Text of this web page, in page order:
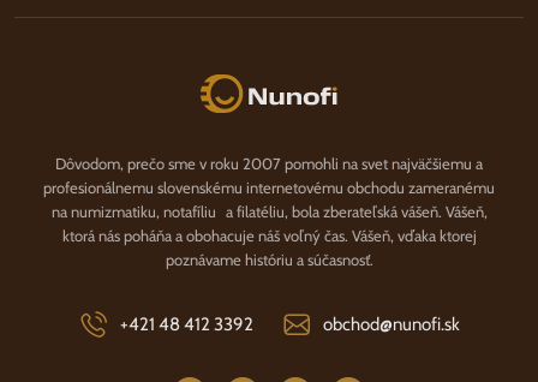
Nunofi.sk
Dôvodom, prečo sme v roku 2007 pomohli na svet najväčšiemu a
profesionálnemu slovenskému internetovému obchodu zameranému
na numizmatiku, notafíliu a filatéliu, bola zberateľská vášeň. Vášeň,
ktorá nás poháňa a obohacuje náš voľný čas. Vášeň, vďaka ktorej
poznávame históriu a súčasnosť.
+421 48 412 3392 obchod@nunofi.sk